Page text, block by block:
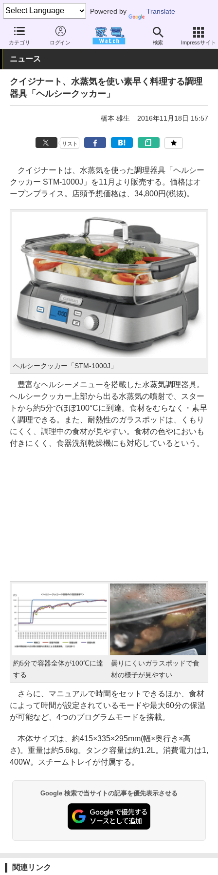
Powered by Translate
カテゴリ ログイン 検索 Impressサイト
家電 Watch 生活家電 キッチン家電 スチームクッカー
ニュース
クイジナート、水蒸気を使い素早く料理する調理
器具「ヘルシークッカー」
橋本 雄生 2016年11月18日 15:57
リスト
クイジナートは、水蒸気を使った調理器具「ヘルシー
クッカー STM-1000J」を11月より販売する。価格はオ
ープンプライス。店頭予想価格は、34,800円(税抜)。
ヘルシークッカー「STM-1000J」
豊富なヘルシーメニューを搭載した水蒸気調理器具。
ヘルシークッカー上部から出る水蒸気の噴射で、スター
トから約5分でほぼ100°Cに到達。食材をむらなく・素早
く調理できる。また、耐熱性のガラスポッドは、くもり
にくく、調理中の食材が見やすい。食材の色やにおいも
付きにくく、食器洗剤乾燥機にも対応しているという。
約5分で容器全体が100℃に達
する
曇りにくいガラスポッドで食
材の様子が見やすい
さらに、マニュアルで時間をセットできるほか、食材
によって時間が設定されているモードや最大60分の保温
が可能など、4つのプログラムモードを搭載。
本体サイズは、約415×335×295mm(幅×奥行き×高
さ)。重量は約5.6kg。タンク容量は約1.2L。消費電力は1,
400W。スチームトレイが付属する。
Google 検索で当サイトの記事を優先表示させる
関連リンク